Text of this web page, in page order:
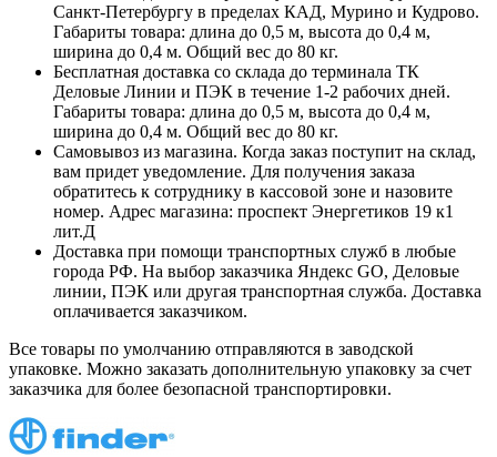
Санкт-Петербургу в пределах КАД, Мурино и Кудрово.
Габариты товара: длина до 0,5 м, высота до 0,4 м,
ширина до 0,4 м. Общий вес до 80 кг.
Бесплатная доставка со склада до терминала ТК
Деловые Линии и ПЭК в течение 1-2 рабочих дней.
Габариты товара: длина до 0,5 м, высота до 0,4 м,
ширина до 0,4 м. Общий вес до 80 кг.
Самовывоз из магазина. Когда заказ поступит на склад,
вам придет уведомление. Для получения заказа
обратитесь к сотруднику в кассовой зоне и назовите
номер. Адрес магазина: проспект Энергетиков 19 к1
лит.Д
Доставка при помощи транспортных служб в любые
города РФ. На выбор заказчика Яндекс GO, Деловые
линии, ПЭК или другая транспортная служба. Доставка
оплачивается заказчиком.
Все товары по умолчанию отправляются в заводской
упаковке. Можно заказать дополнительную упаковку за счет
заказчика для более безопасной транспортировки.